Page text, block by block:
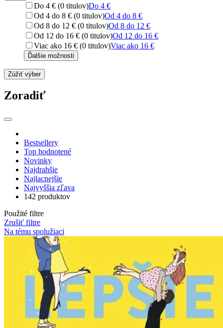
Do 4 € (0 titulov)Do 4 €
Od 4 do 8 € (0 titulov)Od 4 do 8 €
Od 8 do 12 € (0 titulov)Od 8 do 12 €
Od 12 do 16 € (0 titulov)Od 12 do 16 €
Viac ako 16 € (0 titulov)Viac ako 16 €
Ďalšie možnosti
Zúžiť výber
Zoradiť
Bestsellery
Top hodnotené
Novinky
Najdrahšie
Najlacnejšie
Najvyššia zľava
142 produktov
Použité filtre
Zrušiť filtre
Na tému spolužiaci